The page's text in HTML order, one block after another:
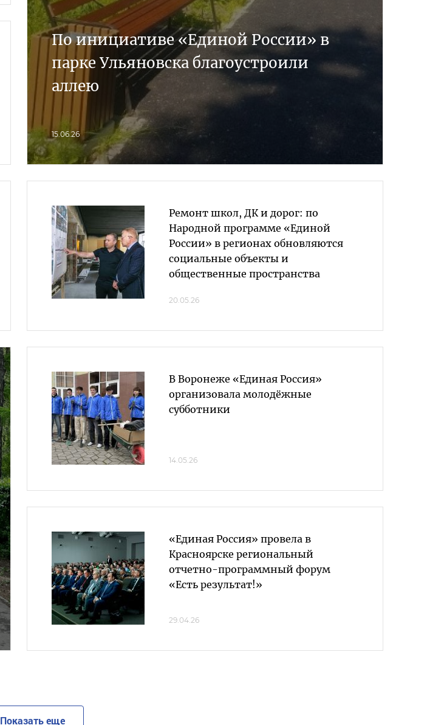
По инициативе «Единой России» в
парке Ульяновска благоустроили
аллею
15.06.26
Ремонт школ, ДК и дорог: по
Народной программе «Единой
России» в регионах обновляются
социальные объекты и
общественные пространства
20.05.26
В Воронеже «Единая Россия»
организовала молодёжные
субботники
14.05.26
«Единая Россия» провела в
Красноярске региональный
отчетно-программный форум
«Есть результат!»
29.04.26
Показать еще